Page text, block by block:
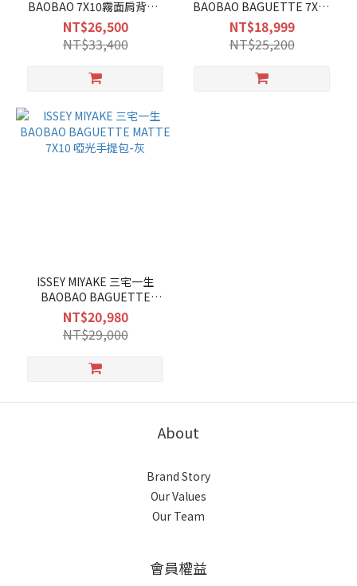
BAOBAO 7X10霧面肩背包-
米白
NT$26,500
NT$33,400
BAOBAO BAGUETTE 7X10
亮面單肩背包-珍珠白
NT$18,999
NT$25,200
ISSEY MIYAKE 三宅一生
BAOBAO BAGUETTE
MATTE 7X10 啞光手提包-灰
NT$20,980
NT$29,000
About
Brand Story
Our Values
Our Team
會員權益